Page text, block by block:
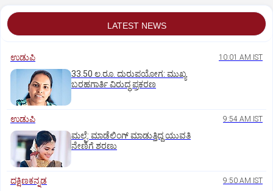
LATEST NEWS
ಉಡುಪಿ 10:01 AM IST
33.50 ಲ.ರೂ. ದುರುಪಯೋಗ: ಮುಖ್ಯ
ಬರಹಗಾರ್ತಿ ವಿರುದ್ಧ ಪ್ರಕರಣ
ಉಡುಪಿ 9:54 AM IST
ಮಲ್ಪೆ: ಮಾಡೆಲಿಂಗ್ ಮಾಡುತ್ತಿದ್ದ ಯುವತಿ
ನೇಣಿಗೆ ಶರಣು
ದಕ್ಷಿಣಕನ್ನಡ 9:50 AM IST